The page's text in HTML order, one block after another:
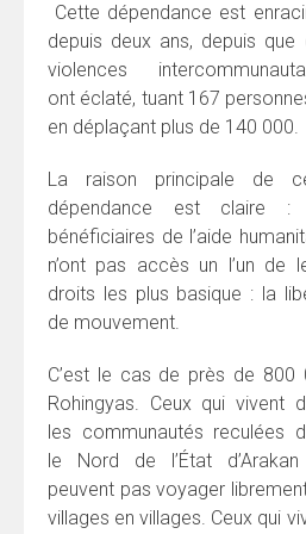
Cette dépendance est
depuis deux ans, depuis que
violences
ont éclaté, tuant 167
en déplaçant plus de 140 000.
La raison principale de
dépendance est claire :
bénéficiaires de l’aide
n’ont pas accès un l’un de
droits les plus basique : la
de mouvement.
C’est le cas de près de 800
Rohingyas. Ceux qui vivent
les communautés reculées
le Nord de l’État
peuvent pas voyager
villages en villages. Ceux qui